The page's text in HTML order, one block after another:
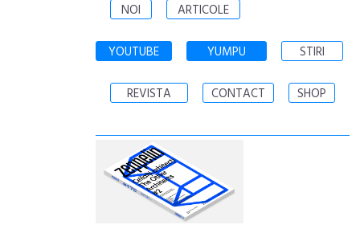
NOI ARTICOLE
YOUTUBE YUMPU STIRI
REVISTA CONTACT SHOP